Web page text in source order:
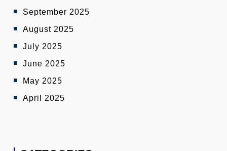
September 2025
August 2025
July 2025
June 2025
May 2025
April 2025